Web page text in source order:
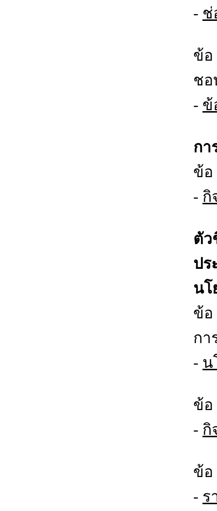
- ช่
ข้อ
ชอ
- ข้
กา
ข้อ
- กิ
ตัว
ปร
นโ
ข้อ
กา
- น
ข้อ
- กิ
ข้อ
- ร